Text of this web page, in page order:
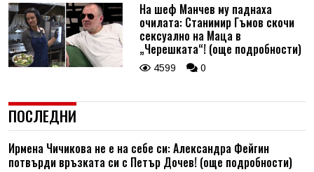
На шеф Манчев му паднаха
очилата: Станимир Гъмов скочи
сексуално на Маца в
„Черешката“! (още подробности)
4599 0
ПОСЛЕДНИ
Ирмена Чичикова не е на себе си: Александра Фейгин
потвърди връзката си с Петър Дочев! (още подробности)